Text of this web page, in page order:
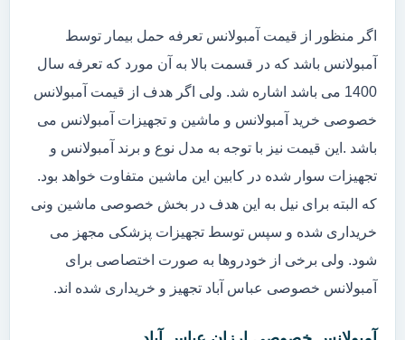
اگر منظور از قیمت آمبولانس تعرفه حمل بیمار توسط
آمبولانس باشد که در قسمت بالا به آن مورد که تعرفه سال
1400 می باشد اشاره شد. ولی اگر هدف از قیمت آمبولانس
خصوصی خرید آمبولانس و ماشین و تجهیزات آمبولانس می
باشد .این قیمت نیز با توجه به مدل نوع و برند آمبولانس و
تجهیزات سوار شده در کابین این ماشین متفاوت خواهد بود.
که البته برای نیل به این هدف در بخش خصوصی ماشین ونی
خریداری شده و سپس توسط تجهیزات پزشکی مجهز می
شود. ولی برخی از خودروها به صورت اختصاصی برای
آمبولانس خصوصی عباس آباد تجهیز و خریداری شده اند.